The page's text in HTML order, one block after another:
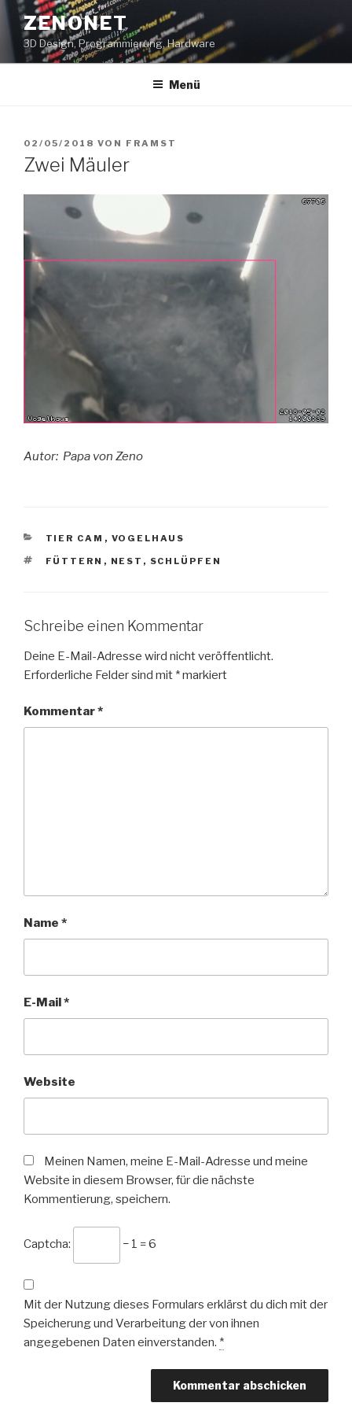
Zum
Inhalt
springen
ZENONET
3D Design, Programmierung, Hardware
Menü
VERÖFFENTLICHT
AM
02/05/2018 VON FRAMST
Zwei Mäuler
Autor: Papa von Zeno
KATEGORIEN
TIER CAM , VOGELHAUS
SCHLAGWÖRTER
FÜTTERN , NEST , SCHLÜPFEN
Schreibe einen Kommentar
Deine E-Mail-Adresse wird nicht veröffentlicht.
Erforderliche Felder sind mit *markiert
Kommentar*
Name *
E-Mail*
Website
Meinen Namen, meine E-Mail-Adresse und meine
Website in diesem Browser, für die nächste
Kommentierung, speichern.
Captcha: − 1 = 6
Mit der Nutzung dieses Formulars erklärst du dich mit der
Speicherung und Verarbeitung der von ihnen
angegebenen Daten einverstanden. *